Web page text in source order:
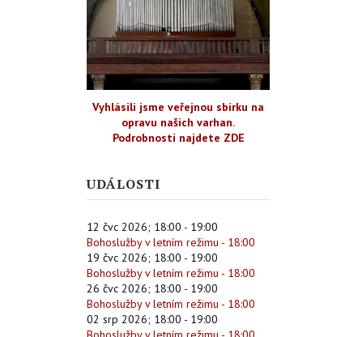
Vyhlásili jsme veřejnou sbírku na
opravu našich varhan.
Podrobnosti najdete ZDE
UDÁLOSTI
12 čvc 2026; 18:00 - 19:00
Bohoslužby v letním režimu - 18:00
19 čvc 2026; 18:00 - 19:00
Bohoslužby v letním režimu - 18:00
26 čvc 2026; 18:00 - 19:00
Bohoslužby v letním režimu - 18:00
02 srp 2026; 18:00 - 19:00